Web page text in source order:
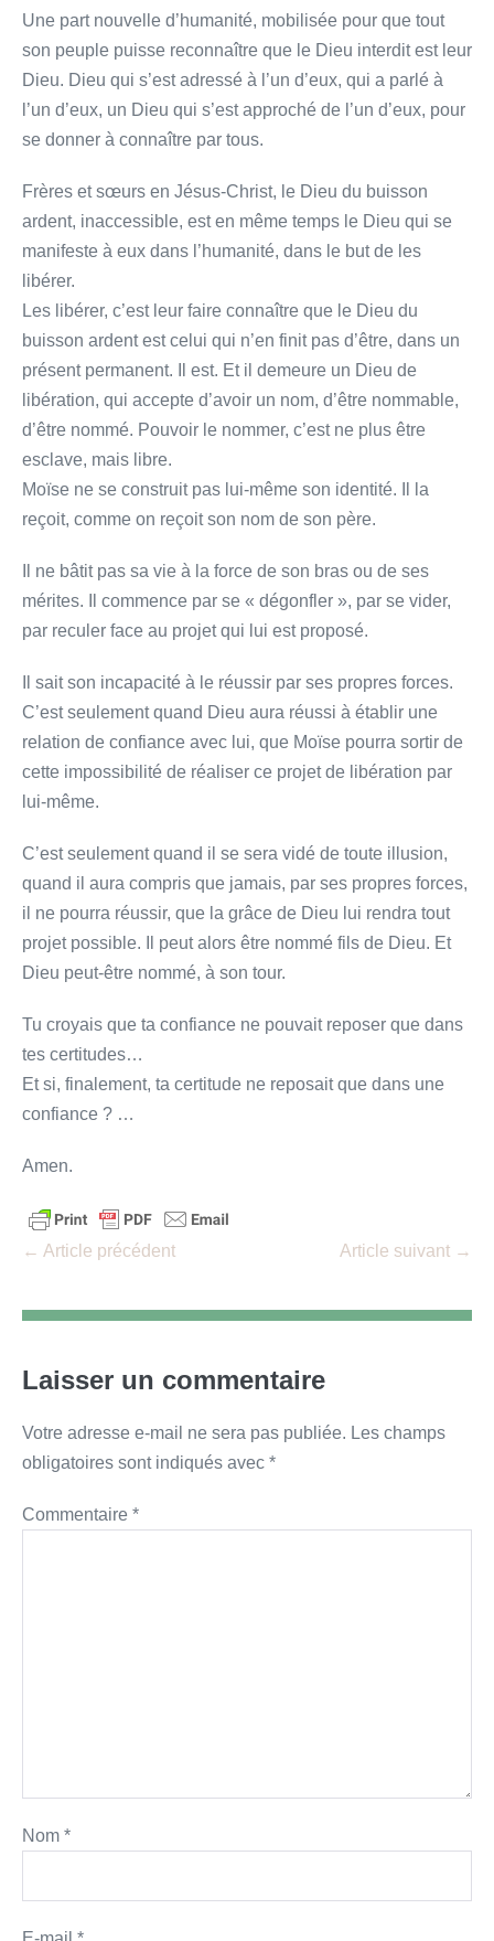
Une part nouvelle d’humanité, mobilisée pour que tout
son peuple puisse reconnaître que le Dieu interdit est leur
Dieu. Dieu qui s’est adressé à l’un d’eux, qui a parlé à
l’un d’eux, un Dieu qui s’est approché de l’un d’eux, pour
se donner à connaître par tous.
Frères et sœurs en Jésus-Christ, le Dieu du buisson
ardent, inaccessible, est en même temps le Dieu qui se
manifeste à eux dans l’humanité, dans le but de les
libérer.
Les libérer, c’est leur faire connaître que le Dieu du
buisson ardent est celui qui n’en finit pas d’être, dans un
présent permanent. Il est. Et il demeure un Dieu de
libération, qui accepte d’avoir un nom, d’être nommable,
d’être nommé. Pouvoir le nommer, c’est ne plus être
esclave, mais libre.
Moïse ne se construit pas lui-même son identité. Il la
reçoit, comme on reçoit son nom de son père.
Il ne bâtit pas sa vie à la force de son bras ou de ses
mérites. Il commence par se « dégonfler », par se vider,
par reculer face au projet qui lui est proposé.
Il sait son incapacité à le réussir par ses propres forces.
C’est seulement quand Dieu aura réussi à établir une
relation de confiance avec lui, que Moïse pourra sortir de
cette impossibilité de réaliser ce projet de libération par
lui-même.
C’est seulement quand il se sera vidé de toute illusion,
quand il aura compris que jamais, par ses propres forces,
il ne pourra réussir, que la grâce de Dieu lui rendra tout
projet possible. Il peut alors être nommé fils de Dieu. Et
Dieu peut-être nommé, à son tour.
Tu croyais que ta confiance ne pouvait reposer que dans
tes certitudes…
Et si, finalement, ta certitude ne reposait que dans une
confiance ? …
Amen.
Navigation
← Article précédent Article suivant →
Laisser un commentaire
Votre adresse e-mail ne sera pas publiée. Les champs
obligatoires sont indiqués avec *
Commentaire *
Nom *